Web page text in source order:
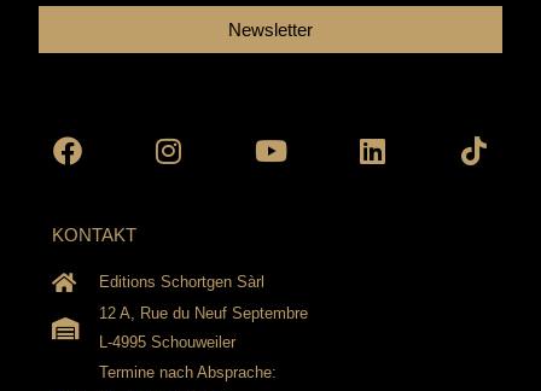
Newsletter
KONTAKT
Editions Schortgen Sàrl
12 A, Rue du Neuf Septembre
L-4995 Schouweiler
Termine nach Absprache: